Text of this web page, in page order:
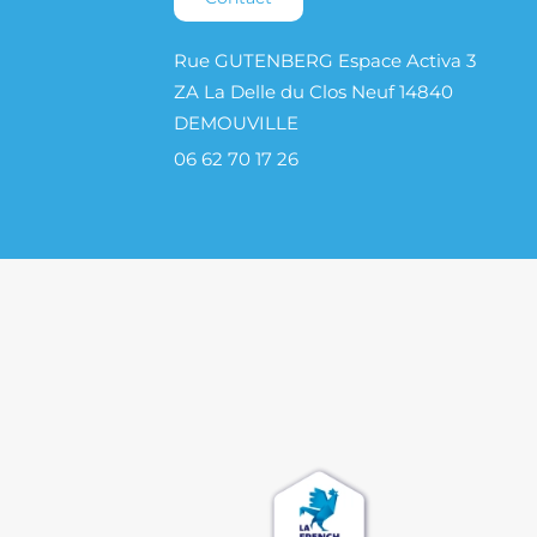
Rue GUTENBERG Espace Activa 3
ZA La Delle du Clos Neuf 14840
DEMOUVILLE
06 62 70 17 26